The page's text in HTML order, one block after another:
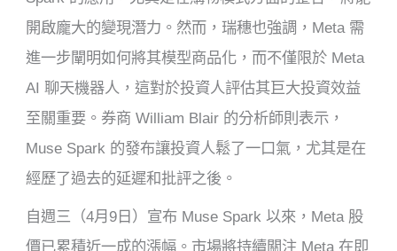
開啟龐大的變現潛力。然而，瑞穗也強調，Meta 需
進一步闡明如何將其模型商品化，而不僅限於 Meta
AI 聊天機器人，這對於投資人評估其巨大投資效益
至關重要。券商 William Blair 的分析師則表示，
Muse Spark 的發布讓投資人鬆了一口氣，尤其是在
經歷了過去的延遲和批評之後。
自週三（4月9日）宣布 Muse Spark 以來，Meta 股
價已累積近一成的漲幅。市場將持續關注 Meta 在即